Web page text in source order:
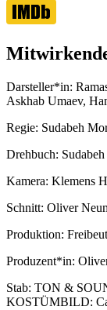
Darsteller*in:
Askhab Umaev,
Regie: Sudabeh
Drehbuch:
Kamera: Klemens
Schnitt: Oliver
Produktion:
Produzent*in:
Stab: TON &
KOSTÜMBILD: